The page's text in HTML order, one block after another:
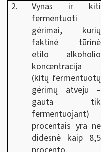
2.
Vynas ir kiti
fermentuoti
gėrimai, kurių
faktinė tūrinė
etilo alkoholio
koncentracija
(kitų fermentuotų
gėrimų atveju –
gauta tik
fermentuojant)
procentais yra ne
didesnė kaip 8,5